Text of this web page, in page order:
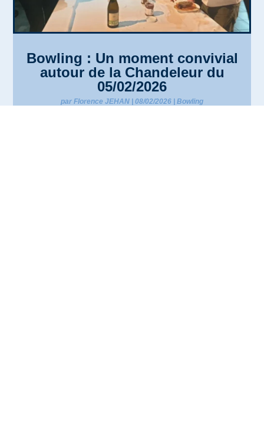
Bowling : Un moment convivial
autour de la Chandeleur du
05/02/2026
par Florence JEHAN | 08/02/2026 | Bowling